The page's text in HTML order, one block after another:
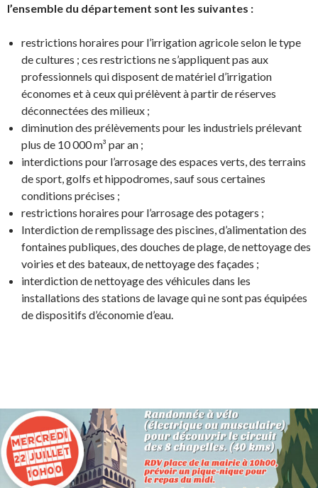
l’ensemble du département sont les suivantes :
restrictions horaires pour l’irrigation agricole selon le type
de cultures ; ces restrictions ne s’appliquent pas aux
professionnels qui disposent de matériel d’irrigation
économes et à ceux qui prélèvent à partir de réserves
déconnectées des milieux ;
diminution des prélèvements pour les industriels prélevant
plus de 10 000 m³ par an ;
interdictions pour l’arrosage des espaces verts, des terrains
de sport, golfs et hippodromes, sauf sous certaines
conditions précises ;
restrictions horaires pour l’arrosage des potagers ;
Interdiction de remplissage des piscines, d’alimentation des
fontaines publiques, des douches de plage, de nettoyage des
voiries et des bateaux, de nettoyage des façades ;
interdiction de nettoyage des véhicules dans les
installations des stations de lavage qui ne sont pas équipées
de dispositifs d’économie d’eau.